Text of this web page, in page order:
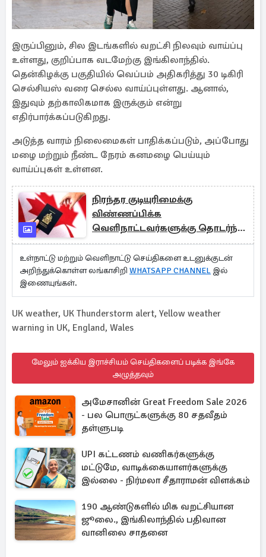
இருப்பினும், சில இடங்களில் வறட்சி நிலவும் வாய்ப்பு
உள்ளது, குறிப்பாக வடமேற்கு இங்கிலாந்தில்.
தென்கிழக்கு பகுதியில் வெப்பம் அதிகரித்து 30 டிகிரி
செல்சியஸ் வரை செல்ல வாய்ப்புள்ளது. ஆனால்,
இதுவும் தற்காலிகமாக இருக்கும் என்று
எதிர்பார்க்கப்படுகிறது.
அடுத்த வாரம் நிலைமைகள் பாதிக்கப்படும், அப்போது
மழை மற்றும் நீண்ட நேரம் கனமழை பெய்யும்
வாய்ப்புகள் உள்ளன.
நிரந்தர குடியுரிமைக்கு
விண்ணப்பிக்க
வெளிநாட்டவர்களுக்கு தொடர்ந்து
அழைப்பு விடுக்கும் கனடா
உள்நாட்டு மற்றும் வெளிநாட்டு செய்திகளை உடனுக்குடன்
அறிந்துக்கொள்ள லங்காசிறி WHATSAPP CHANNEL இல்
இணையுங்கள்.
UK weather, UK Thunderstorm alert, Yellow weather
warning in UK, England, Wales
மேலும் ஐக்கிய இராச்சியம் செய்திகளைப் படிக்க இங்கே
அழுத்தவும்
அமேசானின் Great Freedom Sale 2026
- பல பொருட்களுக்கு 80 சதவீதம்
தள்ளுபடி
UPI கட்டணம் வணிகர்களுக்கு
மட்டுமே, வாடிக்கையாளர்களுக்கு
இல்லை - நிர்மலா சீதாராமன் விளக்கம்
190 ஆண்டுகளில் மிக வறட்சியான
ஜூலை., இங்கிலாந்தில் பதிவான
வானிலை சாதனை